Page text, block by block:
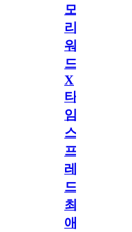
모
리
워
드
X
타
임
스
프
레
드]
최
애